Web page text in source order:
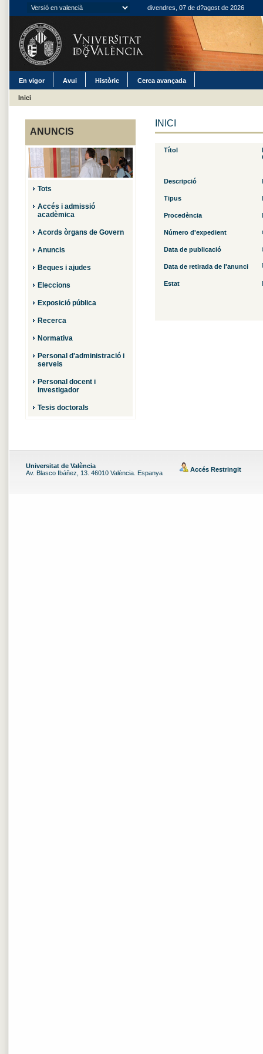
divendres, 07 de d?agost de 2026
En vigor Avui Històric Cerca avançada
Inici
ANUNCIS
Tots
Accés i admissió
acadèmica
Acords òrgans de Govern
Anuncis
Beques i ajudes
Eleccions
Exposició pública
Recerca
Normativa
Personal d'administració i
serveis
Personal docent i
investigador
Tesis doctorals
INICI
Títol
Descripció
Tipus
Procedència
Número d'expedient
Data de publicació
Data de retirada de l'anunci
Estat
Universitat de València
Av. Blasco Ibáñez, 13. 46010 València. Espanya
Accés Restringit